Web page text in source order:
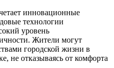
инновационные
технологии
уровень
Жители могут
городской жизни в
не отказываясь от комфорта